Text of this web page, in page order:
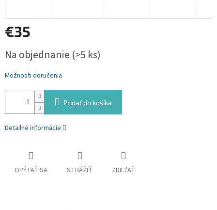
€35
cena:
Na objednanie (>5 ks)
Možnosti doručenia
Pridať do košíka
Detailné informácie
OPÝTAŤ SA STRÁŽIŤ ZDIEĽAŤ